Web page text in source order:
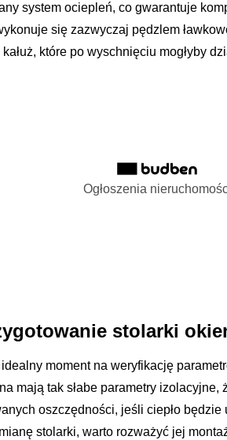
system ociepleń, co gwarantuje
się zazwyczaj pędzlem
które po wyschnięciu mogłyby
Ogłoszenia
stolarki
moment na weryfikację
mają tak słabe parametry
oszczędności, jeśli ciepło
stolarki, warto rozważyć jej